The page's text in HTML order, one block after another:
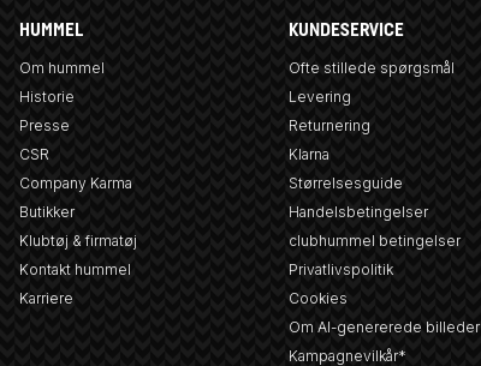
HUMMEL
Om hummel
Historie
Presse
CSR
Company Karma
Butikker
Klubtøj & firmatøj
Kontakt hummel
Karriere
KUNDESERVICE
Ofte stillede spørgsmål
Levering
Returnering
Klarna
Størrelsesguide
Handelsbetingelser
clubhummel betingelser
Privatlivspolitik
Cookies
Om AI-genererede billeder
Kampagnevilkår*